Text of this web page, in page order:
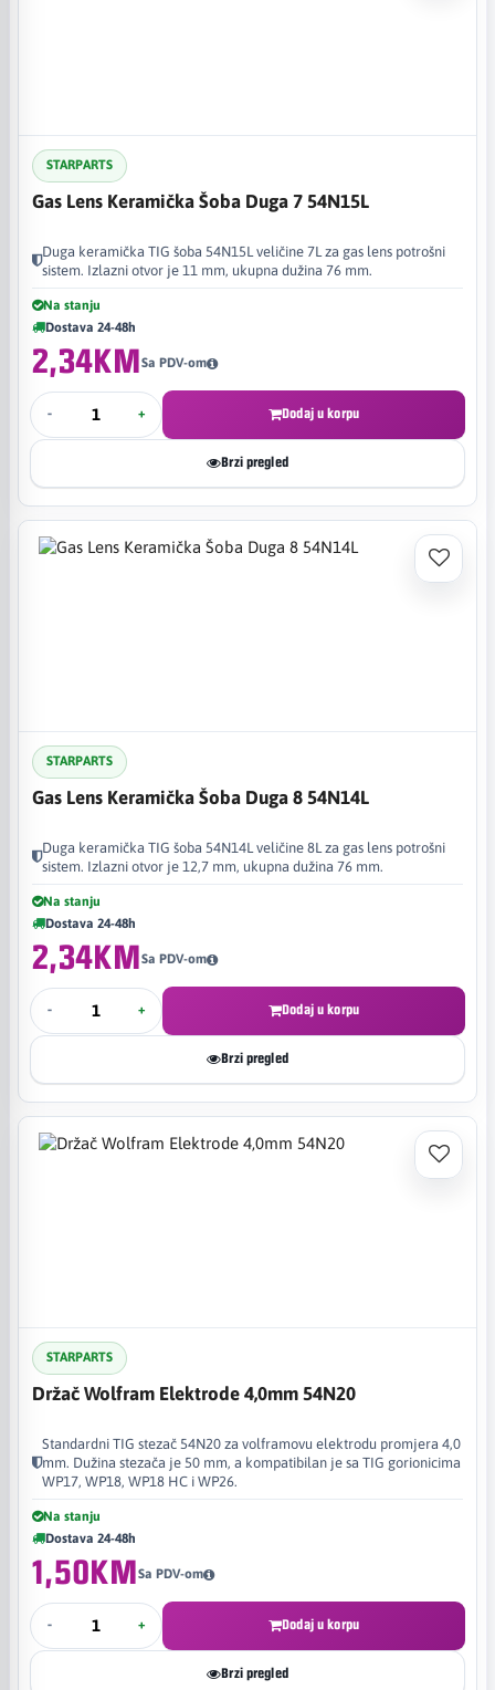
STARPARTS
Gas Lens Keramička Šoba Duga 7 54N15L
Duga keramička TIG šoba 54N15L veličine 7L za gas lens potrošni
sistem. Izlazni otvor je 11 mm, ukupna dužina 76 mm.
Na stanju
Dostava 24-48h
2,34KMSa PDV-om
- + Dodaj u korpu
Brzi pregled
STARPARTS
Gas Lens Keramička Šoba Duga 8 54N14L
Duga keramička TIG šoba 54N14L veličine 8L za gas lens potrošni
sistem. Izlazni otvor je 12,7 mm, ukupna dužina 76 mm.
Na stanju
Dostava 24-48h
2,34KMSa PDV-om
- + Dodaj u korpu
Brzi pregled
STARPARTS
Držač Wolfram Elektrode 4,0mm 54N20
Standardni TIG stezač 54N20 za volframovu elektrodu promjera 4,0
mm. Dužina stezača je 50 mm, a kompatibilan je sa TIG gorionicima
WP17, WP18, WP18 HC i WP26.
Na stanju
Dostava 24-48h
1,50KMSa PDV-om
- + Dodaj u korpu
Brzi pregled